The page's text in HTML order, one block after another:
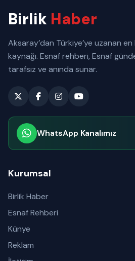
Birlik Haber
Aksaray’dan Türkiye’ye uzanan en
kaynağı. Esnaf rehberi, Esnaf
tarafsız ve anında sunar.
WhatsApp Kanalımız
Kurumsal
Birlik Haber
Esnaf Rehberi
Künye
Reklam